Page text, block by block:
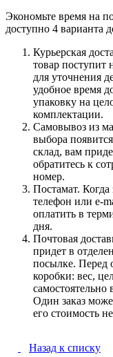
Экономьте время на
доступно 4 варианта
Курьерская
товар поступит
для уточнения
удобное время
упаковку на
комплектации.
Самовывоз из
выбора
склад, вам
обратитесь к
номер.
Постамат. Когда
телефон или e-
оплатить в
дня.
Почтовая
придет в
посылке. Перед
коробки: вес,
самостоятельно
Один заказ
его стоимость
Назад к списку